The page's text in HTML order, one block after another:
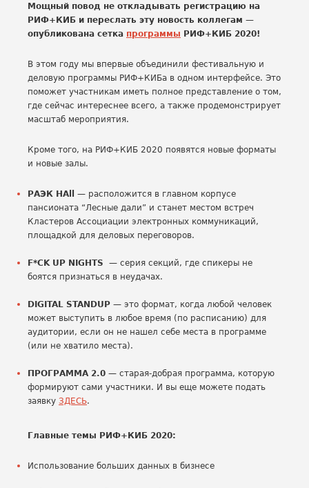
Мощный повод не откладывать регистрацию на
РИФ+КИБ и переслать эту новость коллегам —
опубликована сетка программы РИФ+КИБ 2020!
В этом году мы впервые объединили фестивальную и
деловую программы РИФ+КИБа в одном интерфейсе. Это
поможет участникам иметь полное представление о том,
где сейчас интереснее всего, а также продемонстрирует
масштаб мероприятия.
Кроме того, на РИФ+КИБ 2020 появятся новые форматы
и новые залы.
РАЭК HAll
— расположится в главном корпусе
пансионата “Лесные дали” и станет местом встреч
Кластеров Ассоциации электронных коммуникаций,
площадкой для деловых переговоров.
F*CK UP NIGHTS — серия секций, где спикеры не
боятся признаться в неудачах.
DIGITAL STANDUP — это формат, когда любой человек
может выступить в любое время (по расписанию) для
аудитории, если он не нашел себе места в программе
(или не хватило места).
ПРОГРАММА 2.0 — старая-добрая программа, которую
формируют сами участники. И вы еще можете подать
заявку ЗДЕСЬ.
Главные темы РИФ+КИБ 2020:
Использование больших данных в бизнесе